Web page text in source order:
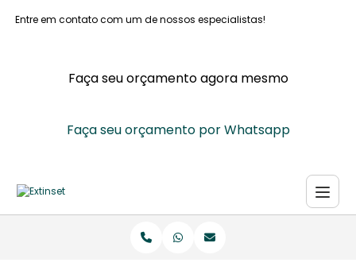
Entre em contato com um de nossos especialistas!
Faça seu orçamento agora mesmo
Faça seu orçamento por Whatsapp